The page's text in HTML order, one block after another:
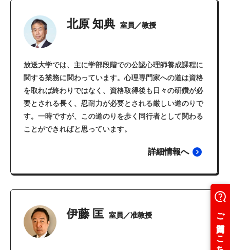
北原 知典 室員／教授
放送大学では、主に学部段階での公認心理師養成課程に
関する業務に関わっています。心理専門家への道は資格
を取れば終わりではなく、資格取得後も日々の研鑽が必
要とされる長く、忍耐力が必要とされる厳しい道のりで
す。一時ですが、この道のりを歩く同行者として関わる
ことができればと思っています。
詳細情報へ
伊藤 匡 室員／准教授